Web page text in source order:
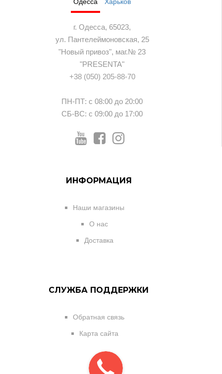
г. Одесса, 65023,
ул. Пантелеймоновская, 25
"Новый привоз", маг.№ 23
"PRESENTA"
+38 (050) 205-88-70
ПН-ПТ: с 08:00 до 20:00
СБ-ВС: с 09:00 до 17:00
ИНФОРМАЦИЯ
Наши магазины
О нас
Доставка
СЛУЖБА ПОДДЕРЖКИ
Обратная связь
Карта сайта